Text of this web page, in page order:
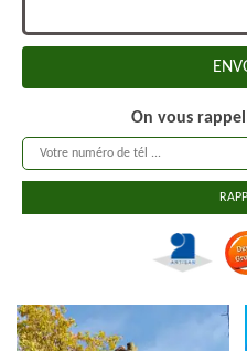
On vous